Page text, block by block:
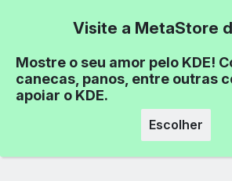
Visite a MetaStore
Mostre o seu amor pelo KDE!
canecas, panos, entre outras
apoiar o KDE.
Escolher